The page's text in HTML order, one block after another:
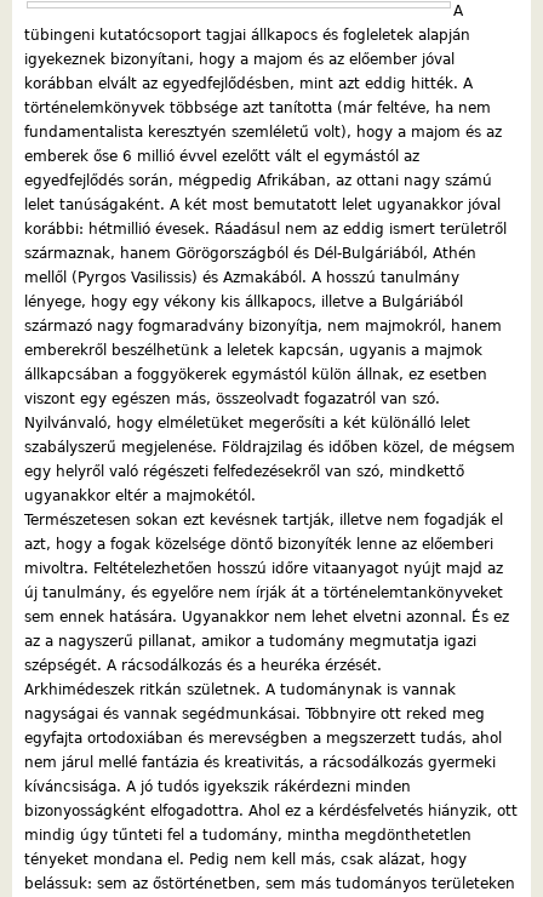
A
tübingeni kutatócsoport tagjai állkapocs és fogleletek alapján
igyekeznek bizonyítani, hogy a majom és az előember jóval
korábban elvált az egyedfejlődésben, mint azt eddig hitték. A
történelemkönyvek többsége azt tanította (már feltéve, ha nem
fundamentalista keresztyén szemléletű volt), hogy a majom és az
emberek őse 6 millió évvel ezelőtt vált el egymástól az
egyedfejlődés során, mégpedig Afrikában, az ottani nagy számú
lelet tanúságaként. A két most bemutatott lelet ugyanakkor jóval
korábbi: hétmillió évesek. Ráadásul nem az eddig ismert területről
származnak, hanem Görögországból és Dél-Bulgáriából, Athén
mellől (Pyrgos Vasilissis) és Azmakából. A hosszú tanulmány
lényege, hogy egy vékony kis állkapocs, illetve a Bulgáriából
származó nagy fogmaradvány bizonyítja, nem majmokról, hanem
emberekről beszélhetünk a leletek kapcsán, ugyanis a majmok
állkapcsában a foggyökerek egymástól külön állnak, ez esetben
viszont egy egészen más, összeolvadt fogazatról van szó.
Nyilvánvaló, hogy elméletüket megerősíti a két különálló lelet
szabályszerű megjelenése. Földrajzilag és időben közel, de mégsem
egy helyről való régészeti felfedezésekről van szó, mindkettő
ugyanakkor eltér a majmokétól.
Természetesen sokan ezt kevésnek tartják, illetve nem fogadják el
azt, hogy a fogak közelsége döntő bizonyíték lenne az előemberi
mivoltra. Feltételezhetően hosszú időre vitaanyagot nyújt majd az
új tanulmány, és egyelőre nem írják át a történelemtankönyveket
sem ennek hatására. Ugyanakkor nem lehet elvetni azonnal. És ez
az a nagyszerű pillanat, amikor a tudomány megmutatja igazi
szépségét. A rácsodálkozás és a heuréka érzését.
Arkhimédeszek ritkán születnek. A tudománynak is vannak
nagyságai és vannak segédmunkásai. Többnyire ott reked meg
egyfajta ortodoxiában és merevségben a megszerzett tudás, ahol
nem járul mellé fantázia és kreativitás, a rácsodálkozás gyermeki
kíváncsisága. A jó tudós igyekszik rákérdezni minden
bizonyosságként elfogadottra. Ahol ez a kérdésfelvetés hiányzik, ott
mindig úgy tűnteti fel a tudomány, mintha megdönthetetlen
tényeket mondana el. Pedig nem kell más, csak alázat, hogy
belássuk: sem az őstörténetben, sem más tudományos területeken